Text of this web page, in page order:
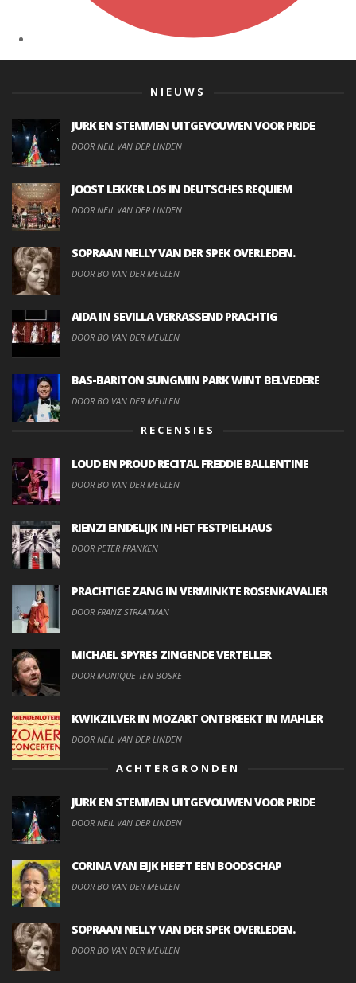
NIEUWS
JURK EN STEMMEN UITGEVOUWEN VOOR PRIDE
DOOR NEIL VAN DER LINDEN
JOOST LEKKER LOS IN DEUTSCHES REQUIEM
DOOR NEIL VAN DER LINDEN
SOPRAAN NELLY VAN DER SPEK OVERLEDEN.
DOOR BO VAN DER MEULEN
AIDA IN SEVILLA VERRASSEND PRACHTIG
DOOR BO VAN DER MEULEN
BAS-BARITON SUNGMIN PARK WINT BELVEDERE
DOOR BO VAN DER MEULEN
RECENSIES
LOUD EN PROUD RECITAL FREDDIE BALLENTINE
DOOR BO VAN DER MEULEN
RIENZI EINDELIJK IN HET FESTPIELHAUS
DOOR PETER FRANKEN
PRACHTIGE ZANG IN VERMINKTE ROSENKAVALIER
DOOR FRANZ STRAATMAN
MICHAEL SPYRES ZINGENDE VERTELLER
DOOR MONIQUE TEN BOSKE
KWIKZILVER IN MOZART ONTBREEKT IN MAHLER
DOOR NEIL VAN DER LINDEN
ACHTERGRONDEN
JURK EN STEMMEN UITGEVOUWEN VOOR PRIDE
DOOR NEIL VAN DER LINDEN
CORINA VAN EIJK HEEFT EEN BOODSCHAP
DOOR BO VAN DER MEULEN
SOPRAAN NELLY VAN DER SPEK OVERLEDEN.
DOOR BO VAN DER MEULEN